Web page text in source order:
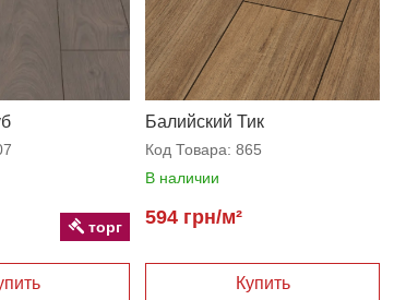
торг
Балийский Тик
Код Товара: 865
В наличии
594 грн/м²